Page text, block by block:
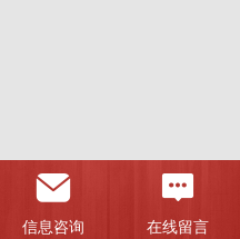
信息咨询 在线留言